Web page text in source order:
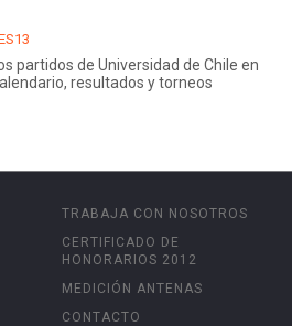
partidos de Universidad de Chile en
resultados y torneos
TRABAJA CON NOSOTROS
CERTIFICADO DE
HONORARIOS 2012
MEDICIÓN ANTENAS
CONTACTO